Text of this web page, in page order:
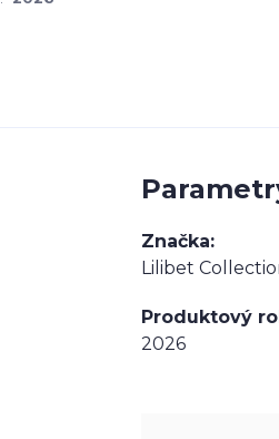
Značka
Lilibet
Produktový
2026